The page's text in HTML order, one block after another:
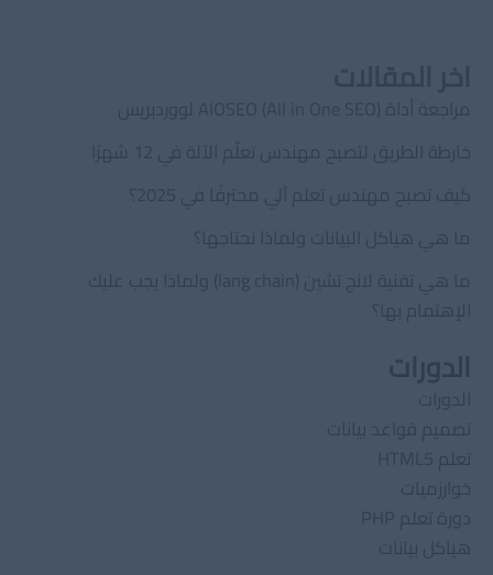
مراجعة أداة AIOSEO (All in One SEO) لووردبريس
خارطة الطريق لتصبح مهندس تعلّم الآلة في 12 شهرًا
كيف تصبح مهندس تعلم آلي محترفًا في 2025؟
ما هي هياكل البيانات ولماذا نحتاجها؟
ما هي تقنية لانج تشين (lang chain) ولماذا يجب عليك
الإهتمام بها؟
الدورات
الدورات
تصميم قواعد بيانات
تعلم HTML5
خوارزميات
دورة تعلم PHP
هياكل بيانات